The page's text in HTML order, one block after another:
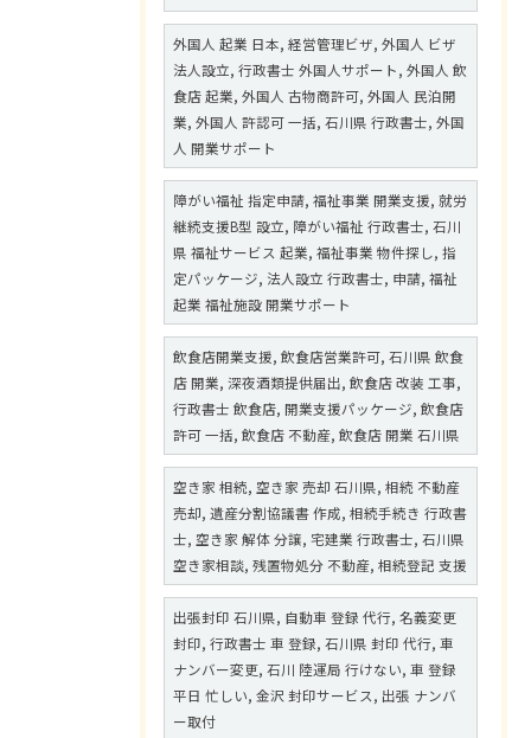
外国人 起業 日本, 経営管理ビザ, 外国人 ビザ
法人設立, 行政書士 外国人サポート, 外国人 飲
食店 起業, 外国人 古物商許可, 外国人 民泊開
業, 外国人 許認可 一括, 石川県 行政書士, 外国
人 開業サポート
障がい福祉 指定申請, 福祉事業 開業支援, 就労
継続支援B型 設立, 障がい福祉 行政書士, 石川
県 福祉サービス 起業, 福祉事業 物件探し, 指
定パッケージ, 法人設立 行政書士, 申請, 福祉
起業 福祉施設 開業サポート
飲食店開業支援, 飲食店営業許可, 石川県 飲食
店 開業, 深夜酒類提供届出, 飲食店 改装 工事,
行政書士 飲食店, 開業支援パッケージ, 飲食店
許可 一括, 飲食店 不動産, 飲食店 開業 石川県
空き家 相続, 空き家 売却 石川県, 相続 不動産
売却, 遺産分割協議書 作成, 相続手続き 行政書
士, 空き家 解体 分譲, 宅建業 行政書士, 石川県
空き家相談, 残置物処分 不動産, 相続登記 支援
出張封印 石川県, 自動車 登録 代行, 名義変更
封印, 行政書士 車 登録, 石川県 封印 代行, 車
ナンバー変更, 石川 陸運局 行けない, 車 登録
平日 忙しい, 金沢 封印サービス, 出張 ナンバ
ー取付